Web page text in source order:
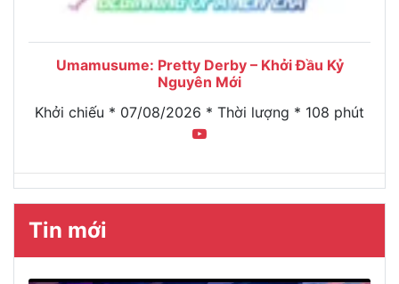
Umamusume: Pretty Derby – Khởi Đầu Kỷ
Nguyên Mới
Khởi chiếu * 07/08/2026 * Thời lượng * 108 phút
Tin mới